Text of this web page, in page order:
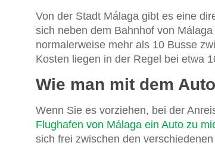
Von der Stadt Málaga gibt es eine
sich neben dem Bahnhof von
normalerweise mehr als 10 Busse
Kosten liegen in der Regel bei etwa
Wie man mit dem
Wenn Sie es vorziehen, bei der
Flughafen von Málaga ein Auto zu
sich frei zwischen den